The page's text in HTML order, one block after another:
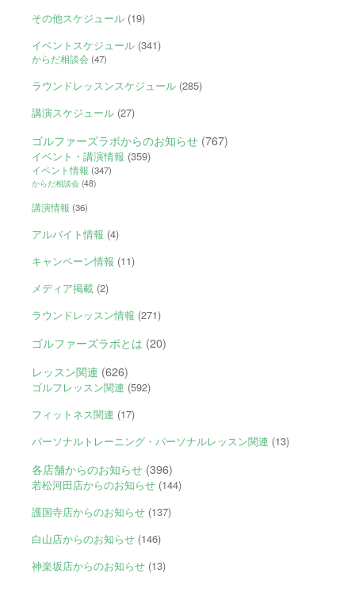
その他スケジュール(19)
イベントスケジュール(341)
からだ相談会(47)
ラウンドレッスンスケジュール(285)
講演スケジュール(27)
ゴルファーズラボからのお知らせ(767)
イベント・講演情報 (359)
イベント情報 (347)
からだ相談会(48)
講演情報 (36)
アルバイト情報 (4)
キャンペーン情報 (11)
メディア掲載(2)
ラウンドレッスン情報 (271)
ゴルファーズラボとは (20)
レッスン関連 (626)
ゴルフレッスン関連 (592)
フィットネス関連 (17)
パーソナルトレーニング・パーソナルレッスン関連 (13)
各店舗からのお知らせ(396)
若松河田店からのお知らせ(144)
護国寺店からのお知らせ(137)
白山店からのお知らせ(146)
神楽坂店からのお知らせ(13)